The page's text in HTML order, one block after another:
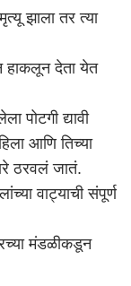
झाला तर त्या
हाकलून देता येत
पोटगी द्यावी
आणि तिच्या
ठरवलं जातं.
वाट्याची संपूर्ण
मंडळीकडून